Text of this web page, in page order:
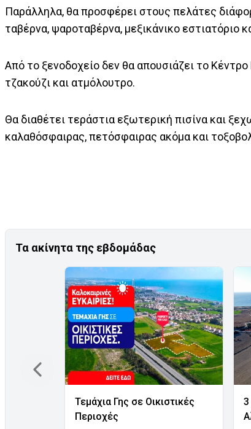
Παράλληλα, θα προσφέρει στους πελάτες
ταβέρνα, ψαροταβέρνα, μεξικάνικο εστιατόριο
Από το ξενοδοχείο δεν θα απουσιάζει το
τζακούζι και ατμόλουτρο.
Θα διαθέτει τεράστια εξωτερική πισίνα και
καλαθόσφαιρας, πετόσφαιρας ακόμα και
Τα ακίνητα της εβδομάδας
Τεμάχια Γης σε Οικιστικές
Περιοχές